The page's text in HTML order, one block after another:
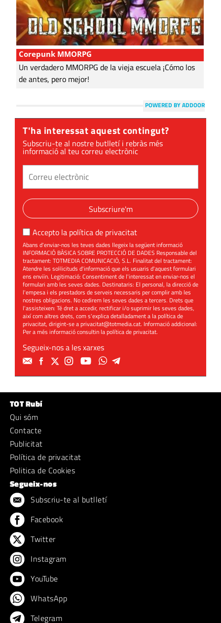
Corepunk MMORPG
Un verdadero MMORPG de la vieja escuela ¡Cómo los
de antes, pero mejor!
POWERED BY ADDOOR
T'ha interessat aquest contingut?
Subscriu-te al nostre butlletí i rebràs més
informació al teu correu electrònic
Subscriure'm
Accepto la política de privacitat
Abans d'enviar-nos les teves dades llegeix la següent informació
INFORMACIÓ BÀSICA SOBRE PROTECCIÓ DE DADES Responsable del
tractament: TOTMEDIA COMUNICACIÓ, S.L. Finalitat del tractament:
Atendre les sol·licituds d'informació que els usuaris d'aquest formulari
ens enviïn. Legitimació: Consentiment de l'interessat en enviar-nos el
formulari amb les seves dades. Destinataris: El personal, la direcció de
l'empesa i els prestadors de serveis necessaris per complir amb les
nostres obligacions. No cedirem les seves dades a tercers. Drets que
l'assisteixen: Té dret a accedir, rectificar i/o suprimir les seves dades,
així com altres drets, com s'explica detalladament a la política de
privacitat, dirigint-se aprivacitat@totmedia.cat. Informació addicional:
Per a més informació consultin lapolítica de privacitat.
Segueix-nos a les xarxes
TOT Rubí
Qui sóm
Contacte
Publicitat
Política de privacitat
Politica de Cookies
Segueix-nos
Subscriu-te al butlletí
Facebook
Twitter
Instagram
YouTube
WhatsApp
Telegram